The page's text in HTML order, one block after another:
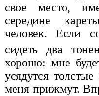
свое место,
середине
человек. Если
сидеть два
хорошо: мне
усядутся
меня прижмут.